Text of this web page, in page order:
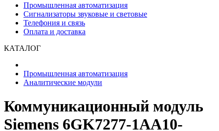
Промышленная автоматизация
Сигнализаторы звуковые и световые
Телефония и связь
Оплата и доставка
КАТАЛОГ
Промышленная автоматизация
Аналитические модули
Коммуникационный модуль
Siemens 6GK7277-1AA10-